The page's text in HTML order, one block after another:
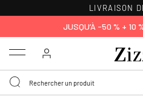
LIVRAISON
JUSQU’À -50 % + 10
Menu